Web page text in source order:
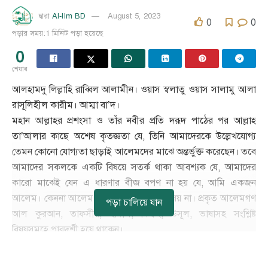
দ্বারা Al-Ilm BD August 5, 2023
পড়ার সময়:1 মিনিট পড়া হয়েছে
0 0
0
শেয়ার
আলহামদু লিল্লাহি রাব্বিল আলামীন। ওয়াস স্বলাতু ওয়াস সালামু আলা
রাসূলিহীল কারীম। আম্মা বা’দ।
মহান আল্লাহর প্রশংসা ও তাঁর নবীর প্রতি দরূদ পাঠের পর আল্লাহ
তা’আলার কাছে অশেষ কৃতজ্ঞতা যে, তিনি আমাদেরকে উল্লেখযোগ্য
তেমন কোনো যোগ্যতা ছাড়াই আলেমদের মাঝে অন্তর্ভুক্ত করেছেন। তবে
আমাদের সকলকে একটি বিষয়ে সতর্ক থাকা আবশ্যক যে, আমাদের
কারো মাঝেই যেন এ ধারণার বীজ বপণ না হয় যে, আমি একজন
আলেম। কেননা আলেম হওয়া সাধারণ কোন বিষয় না। প্রকৃত আলেমগণ
আল কুরআন, তাফসীর, হাদীস, ফিক্বহ, উসূল, ভাষাসহ সংশ্লিষ্ট
বিষয়সমূহে পারদর্শী হয়ে থাকেন।
পড়া চালিয়ে যান